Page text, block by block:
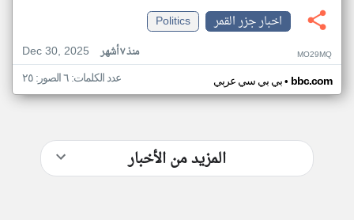
اخبار جزر القمر
Politics
Dec 30, 2025
منذ ٧ أشهر MO29MQ
بي بي سي عربي• bbc.com عدد الكلمات: ٦ الصور: ٢٥
المزيد من الأخبار